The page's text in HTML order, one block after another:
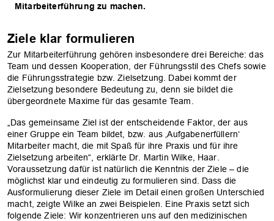
Mitarbeiterführung zu machen.
Ziele klar formulieren
Zur Mitarbeiterführung gehören insbesondere drei Bereiche: das
Team und dessen Kooperation, der Führungsstil des Chefs sowie
die ­Führungsstrategie bzw. Zielsetzung. Dabei kommt der
Zielsetzung besondere Bedeutung zu, denn sie bildet die
übergeordnete Maxime für das gesamte Team.
„Das gemeinsame Ziel ist der entscheidende Faktor, der aus
einer Gruppe ein Team bildet, bzw. aus ‚Aufgabenerfüllern‘
Mitarbeiter macht, die mit Spaß für ihre Praxis und für ihre
Zielsetzung arbeiten“, erklärte Dr. Martin Wilke, Haar.
Voraussetzung dafür ist natürlich die ­Kenntnis der Ziele – die
möglichst klar und eindeutig zu formulieren sind. Dass die
Ausformulierung dieser Ziele im Detail einen großen Unterschied
macht, zeigte Wilke an zwei Beispielen. Eine Praxis setzt sich
folgende Ziele: Wir konzentrieren uns auf den medizinischen